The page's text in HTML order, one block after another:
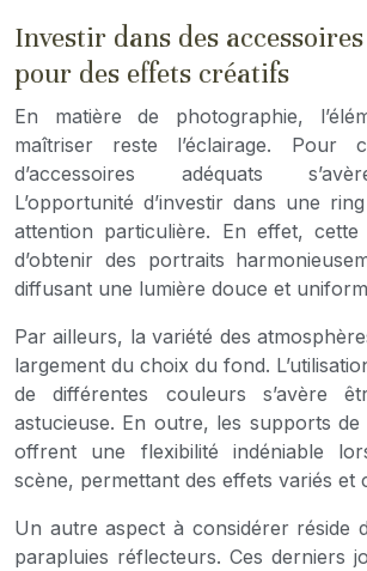
Investir dans des
pour des effets créatifs
En matière de photographie,
maîtriser reste l’éclairage. Pour
d’accessoires adéquats
L’opportunité d’investir dans une
attention particulière. En effet,
d’obtenir des portraits
diffusant une lumière douce et
Par ailleurs, la variété des
largement du choix du fond.
de différentes couleurs s’avère
astucieuse. En outre, les supports
offrent une flexibilité indéniable
scène, permettant des effets variés et
Un autre aspect à considérer réside
parapluies réflecteurs. Ces derniers